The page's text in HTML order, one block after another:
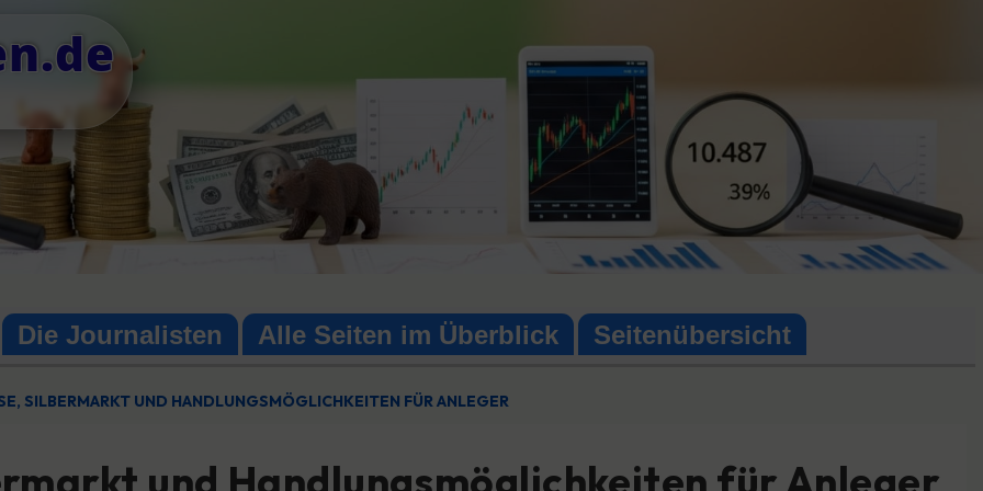
Die Journalisten Alle Seiten im Überblick Seitenübersicht
SILBERMARKT UND HANDLUNGSMÖGLICHKEITEN FÜR ANLEGER